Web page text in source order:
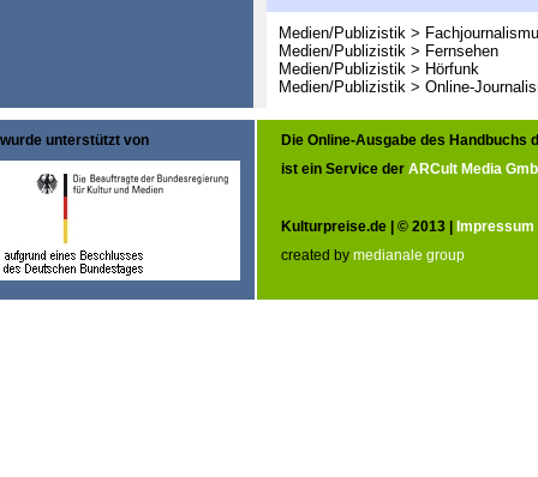
Medien/Publizistik >
Medien/Publizistik > Fernsehen
Medien/Publizistik > Hörfunk
Medien/Publizistik > Online-
wurde unterstützt von
Die Online-Ausgabe des Handbuchs
ist ein Service der ARCult Media
Kulturpreise.de | © 2013 | Impressum
created by medianale group